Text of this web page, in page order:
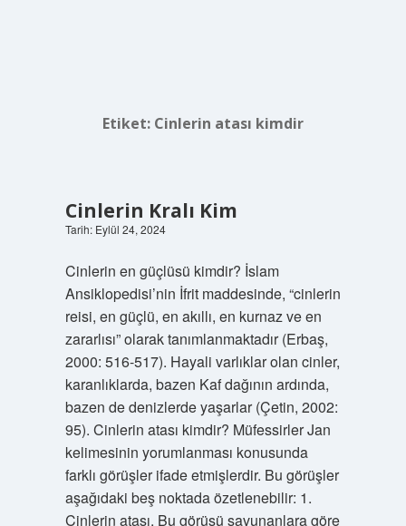
Etiket: Cinlerin atası kimdir
Cinlerin Kralı Kim
Tarih: Eylül 24, 2024
Cinlerin en güçlüsü kimdir? İslam
Ansiklopedisi’nin İfrit maddesinde, “cinlerin
reisi, en güçlü, en akıllı, en kurnaz ve en
zararlısı” olarak tanımlanmaktadır (Erbaş,
2000: 516-517). Hayali varlıklar olan cinler,
karanlıklarda, bazen Kaf dağının ardında,
bazen de denizlerde yaşarlar (Çetin, 2002:
95). Cinlerin atası kimdir? Müfessirler Jan
kelimesinin yorumlanması konusunda
farklı görüşler ifade etmişlerdir. Bu görüşler
aşağıdaki beş noktada özetlenebilir: 1.
Cinlerin atası. Bu görüşü savunanlara göre